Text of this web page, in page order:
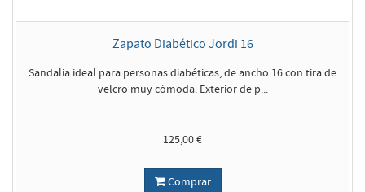
Zapato Diabético Jordi 16
Sandalia ideal para personas diabéticas, de ancho 16 con tira de
velcro muy cómoda. Exterior de p...
125,00 €
Comprar